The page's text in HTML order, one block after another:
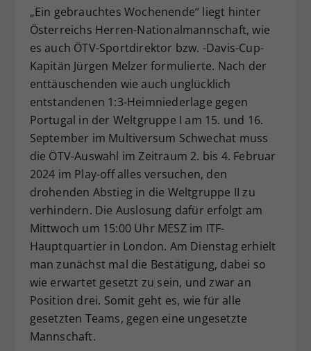
„Ein gebrauchtes Wochenende“ liegt hinter
Österreichs Herren-Nationalmannschaft, wie
es auch ÖTV-Sportdirektor bzw. -Davis-Cup-
Kapitän Jürgen Melzer formulierte. Nach der
enttäuschenden wie auch unglücklich
entstandenen 1:3-Heimniederlage gegen
Portugal in der Weltgruppe I am 15. und 16.
September im Multiversum Schwechat muss
die ÖTV-Auswahl im Zeitraum 2. bis 4. Februar
2024 im Play-off alles versuchen, den
drohenden Abstieg in die Weltgruppe II zu
verhindern. Die Auslosung dafür erfolgt am
Mittwoch um 15:00 Uhr MESZ im ITF-
Hauptquartier in London. Am Dienstag erhielt
man zunächst mal die Bestätigung, dabei so
wie erwartet gesetzt zu sein, und zwar an
Position drei. Somit geht es, wie für alle
gesetzten Teams, gegen eine ungesetzte
Mannschaft.
Zweck
Dieser Wert speichert Ihre Consent-
Einstellungen. Unter anderem eine
zufällig generierte ID, für die
historische Speicherung Ihrer
vorgenommen Einstellungen, falls der
Webseiten-Betreiber dies eingestellt
hat.